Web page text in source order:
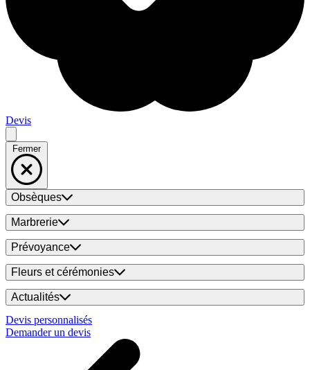
Devis
Fermer
Obsèques
Marbrerie
Prévoyance
Fleurs et cérémonies
Actualités
Devis personnalisés
Demander un devis